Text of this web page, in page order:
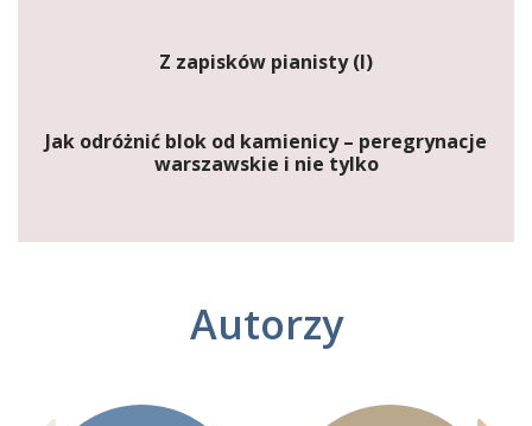
Z zapisków pianisty (I)
Jak odróżnić blok od kamienicy – peregrynacje
warszawskie i nie tylko
Autorzy